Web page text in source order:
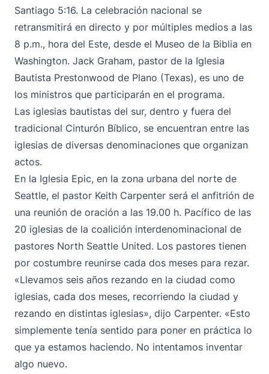
Santiago 5:16. La celebración nacional se
retransmitirá en directo y por múltiples medios a las
8 p.m., hora del Este, desde el Museo de la Biblia en
Washington. Jack Graham, pastor de la Iglesia
Bautista Prestonwood de Plano (Texas), es uno de
los ministros que participarán en el programa.
Las iglesias bautistas del sur, dentro y fuera del
tradicional Cinturón Bíblico, se encuentran entre las
iglesias de diversas denominaciones que organizan
actos.
En la Iglesia Epic, en la zona urbana del norte de
Seattle, el pastor Keith Carpenter será el anfitrión de
una reunión de oración a las 19.00 h. Pacífico de las
20 iglesias de la coalición interdenominacional de
pastores North Seattle United. Los pastores tienen
por costumbre reunirse cada dos meses para rezar.
«Llevamos seis años rezando en la ciudad como
iglesias, cada dos meses, recorriendo la ciudad y
rezando en distintas iglesias», dijo Carpenter. «Esto
simplemente tenía sentido para poner en práctica lo
que ya estamos haciendo. No intentamos inventar
algo nuevo.